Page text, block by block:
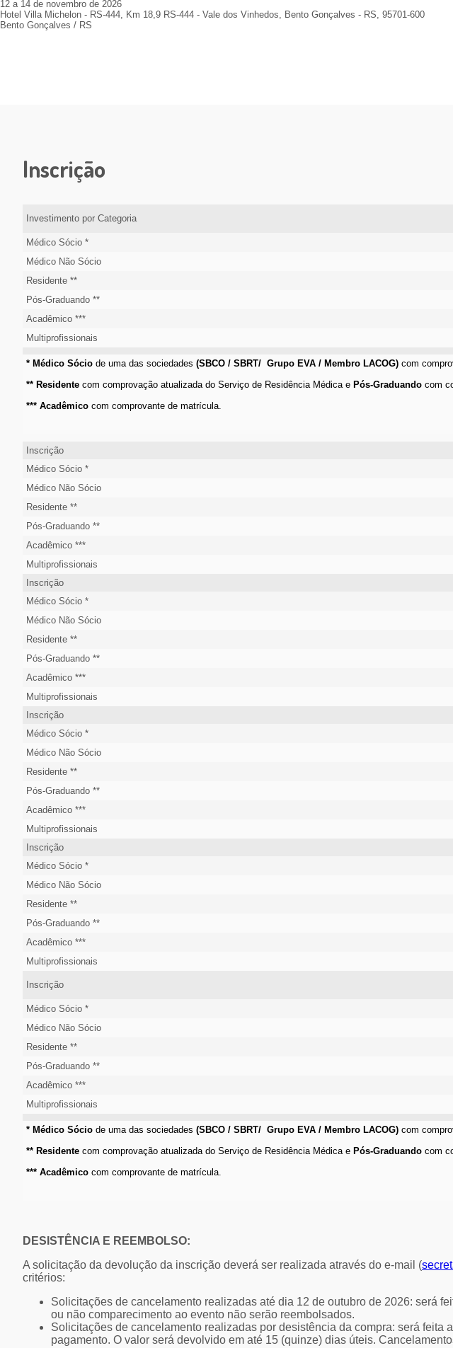
12 a 14 de novembro de 2026
Hotel Villa Michelon - RS-444, Km 18,9 RS-444 - Vale dos Vinhedos, Bento Gonçalves - RS, 95701-600
Bento Gonçalves / RS
Inscrição
Investimento por Categoria
Médico Sócio *
Médico Não Sócio
Residente **
Pós-Graduando **
Acadêmico ***
Multiprofissionais
* Médico Sócio de uma das sociedades (SBCO / SBRT/ Grupo EVA / Membro LACOG) com
** Residente com comprovação atualizada do Serviço de Residência Médica e Pós-Graduando com
*** Acadêmico com comprovante de matrícula.
Inscrição
Médico Sócio *
Médico Não Sócio
Residente **
Pós-Graduando **
Acadêmico ***
Multiprofissionais
Inscrição
Médico Sócio *
Médico Não Sócio
Residente **
Pós-Graduando **
Acadêmico ***
Multiprofissionais
Inscrição
Médico Sócio *
Médico Não Sócio
Residente **
Pós-Graduando **
Acadêmico ***
Multiprofissionais
Inscrição
Médico Sócio *
Médico Não Sócio
Residente **
Pós-Graduando **
Acadêmico ***
Multiprofissionais
Inscrição
Médico Sócio *
Médico Não Sócio
Residente **
Pós-Graduando **
Acadêmico ***
Multiprofissionais
* Médico Sócio de uma das sociedades (SBCO / SBRT/ Grupo EVA / Membro LACOG) com
** Residente com comprovação atualizada do Serviço de Residência Médica e Pós-Graduando com
*** Acadêmico com comprovante de matrícula.
DESISTÊNCIA E REEMBOLSO:
A solicitação da devolução da inscrição deverá ser realizada através do e-mail (
critérios:
Solicitações de cancelamento realizadas até dia 12 de outubro de 2026: será
ou não comparecimento ao evento não serão reembolsados.
Solicitações de cancelamento realizadas por desistência da compra: será
pagamento. O valor será devolvido em até 15 (quinze) dias úteis.